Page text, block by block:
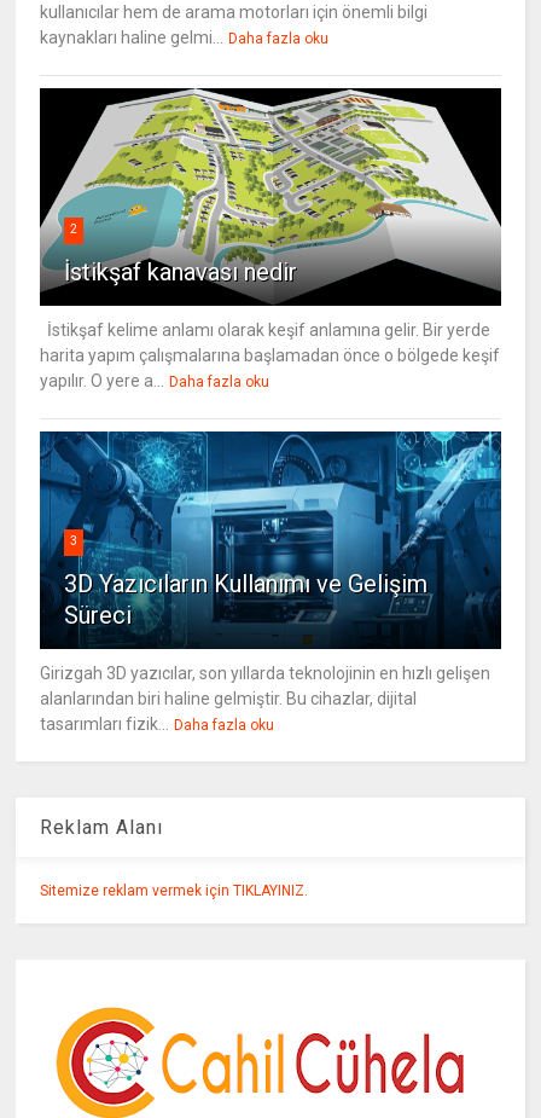
kullanıcılar hem de arama motorları için önemli bilgi
kaynakları haline gelmi...
Daha fazla oku
2
İstikşaf kanavası nedir
İstikşaf kelime anlamı olarak keşif anlamına gelir. Bir yerde
harita yapım çalışmalarına başlamadan önce o bölgede keşif
yapılır. O yere a...
Daha fazla oku
3
3D Yazıcıların Kullanımı ve Gelişim
Süreci
Girizgah 3D yazıcılar, son yıllarda teknolojinin en hızlı gelişen
alanlarından biri haline gelmiştir. Bu cihazlar, dijital
tasarımları fizik...
Daha fazla oku
Reklam Alanı
Sitemize reklam vermek için TIKLAYINIZ.